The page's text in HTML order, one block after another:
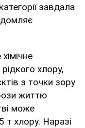
завдала
хлору,
з точки зору
життю
може
т хлору. Наразі